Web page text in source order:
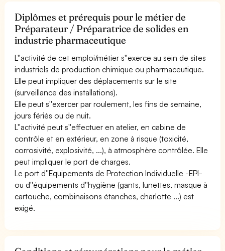
Diplômes et prérequis pour le métier de
Préparateur / Préparatrice de solides en
industrie pharmaceutique
L''activité de cet emploi/métier s''exerce au sein de sites
industriels de production chimique ou pharmaceutique.
Elle peut impliquer des déplacements sur le site
(surveillance des installations).
Elle peut s''exercer par roulement, les fins de semaine,
jours fériés ou de nuit.
L''activité peut s''effectuer en atelier, en cabine de
contrôle et en extérieur, en zone à risque (toxicité,
corrosivité, explosivité, ...), à atmosphère contrôlée. Elle
peut impliquer le port de charges.
Le port d''Equipements de Protection Individuelle -EPI-
ou d''équipements d''hygiène (gants, lunettes, masque à
cartouche, combinaisons étanches, charlotte ...) est
exigé.